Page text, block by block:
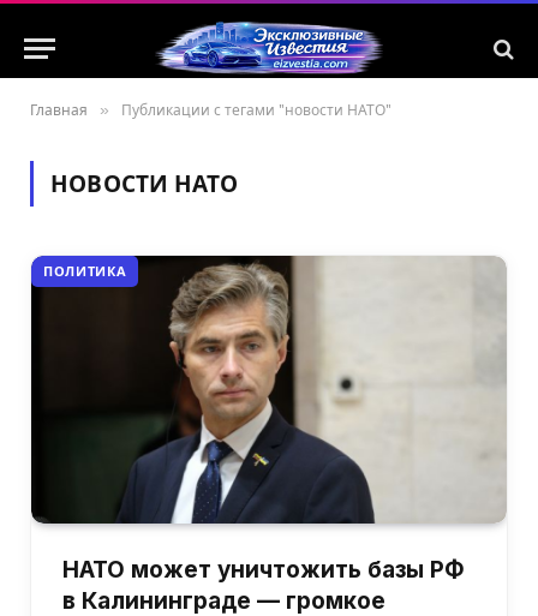
Главная » Публикации с тегами "новости НАТО"
НОВОСТИ НАТО
ПОЛИТИКА
НАТО может уничтожить базы РФ
в Калининграде — громкое